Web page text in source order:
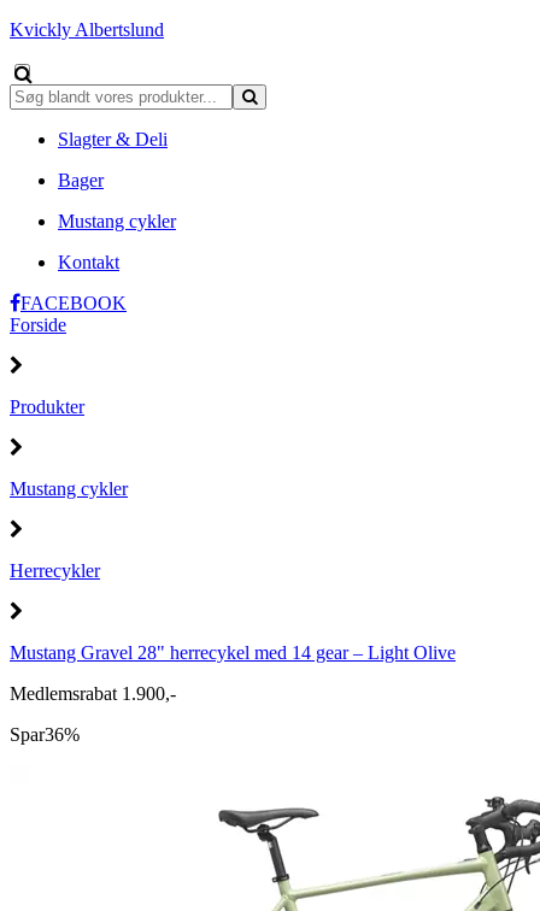
Kvickly Albertslund
Slagter & Deli
Bager
Mustang cykler
Kontakt
FACEBOOK
Forside
Produkter
Mustang cykler
Herrecykler
Mustang Gravel 28" herrecykel med 14 gear – Light Olive
Medlemsrabat 1.900,-
Spar36%